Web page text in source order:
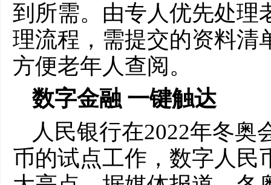
到所需。由专人优先处理
理流程，需提交的资料清
方便老年人查阅。
数字金融 一键触达
人民银行在2022年冬
币的试点工作，数字人民